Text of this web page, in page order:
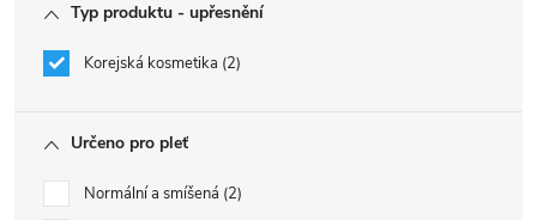
Typ produktu - upřesnění
Korejská kosmetika 2
Určeno pro pleť
Normální a smíšená 2